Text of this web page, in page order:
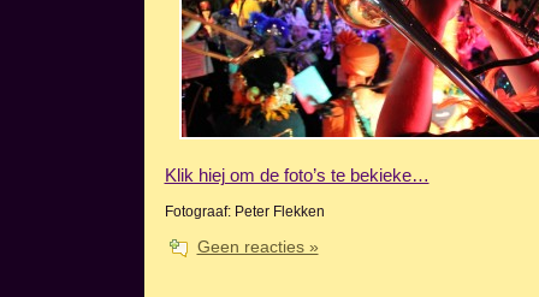
Klik hiej om de foto’s te bekieke…
Fotograaf: Peter Flekken
Geen reacties »